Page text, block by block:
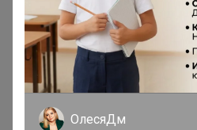
Сибирячка
Гений СП
В теме "136 Арт-Постель -
ОлесяДм